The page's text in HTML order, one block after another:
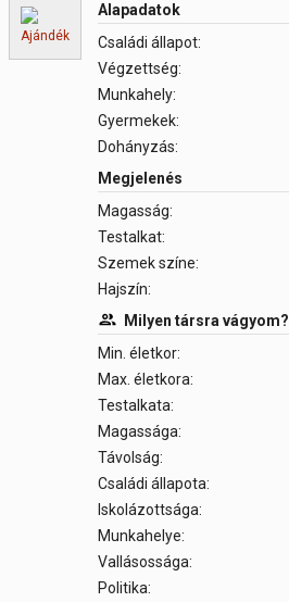
Alapadatok
Családi állapot:
Végzettség:
Munkahely:
Gyermekek:
Dohányzás:
Megjelenés
Magasság:
Testalkat:
Szemek színe:
Hajszín:
Milyen társra vágyom?
Min. életkor:
Max. életkora:
Testalkata:
Magassága:
Távolság:
Családi állapota:
Iskolázottsága:
Munkahelye:
Vallásossága:
Politika: